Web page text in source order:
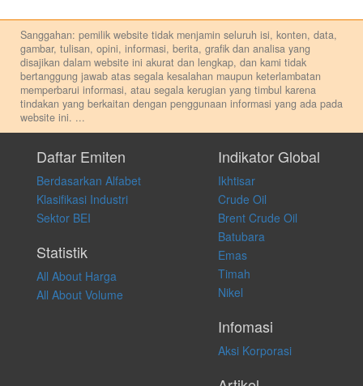
Sanggahan: pemilik website tidak menjamin seluruh isi, konten, data,
gambar, tulisan, opini, informasi, berita, grafik dan analisa yang
disajikan dalam website ini akurat dan lengkap, dan kami tidak
bertanggung jawab atas segala kesalahan maupun keterlambatan
memperbarui informasi, atau segala kerugian yang timbul karena
tindakan yang berkaitan dengan penggunaan informasi yang ada pada
website ini. ...
pribadi. Kami tidak memberi anjuran, saran, rekomendasi untuk
membeli, menjual atau melakukan aktivitas lain yang terkait dengan
transaksi perdagangan apapun, dan kami tidak bertanggung jawab
atas keputusan investasi yang dilakukan dalam kondisi dan situasi
apapun juga, yang diakibatkan secara langsung maupun tidak
langsung atas konten pada website ini.
Daftar Emiten
Berdasarkan Alfabet
Klasifikasi Industri
Sektor BEI
Statistik
All About Harga
All About Volume
Indikator Global
Ikhtisar
Crude Oil
Brent Crude Oil
Batubara
Emas
Timah
Nikel
Infomasi
Aksi Korporasi